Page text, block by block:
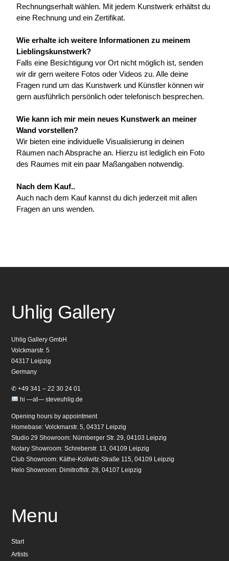
Rechnungserhalt wählen. Mit jedem Kunstwerk erhältst du
eine Rechnung und ein Zertifikat.
Wie erhalte ich weitere Informationen zu meinem
Lieblingskunstwerk?
Falls eine Besichtigung vor Ort nicht möglich ist, senden
wir dir gern weitere Fotos oder Videos zu. Alle deine
Fragen rund um das Kunstwerk und Künstler können wir
gern ausführlich persönlich oder telefonisch besprechen.
Wie kann ich mir mein neues Kunstwerk an meiner
Wand vorstellen?
Wir bieten eine individuelle Visualisierung in deinen
Räumen nach Absprache an. Hierzu ist lediglich ein Foto
des Raumes mit ein paar Maßangaben notwendig.
Nach dem Kauf..
Auch nach dem Kauf kannst du dich jederzeit mit allen
Fragen an uns wenden.
Uhlig Gallery
Uhlig Gallery GmbH
Volckmarstr. 5
04317 Leipzig
Germany
✆ +49 341 – 22 30 24 01
hi —at— steveuhlig.de
Opening hours by appointment
Homebase: Volckmarstr. 5, 04317 Leipzig
Studio 29 Showroom: Nürnberger Str. 29, 04103 Leipzig
Notary Showroom: Schreberstr. 13, 04109 Leipzig
Club Showroom: Käthe-Kollwitz-Straße 115, 04109 Leipzig
Helo Showroom: Dimitroffstr. 28, 04107 Leipzig
Menu
Start
Artists